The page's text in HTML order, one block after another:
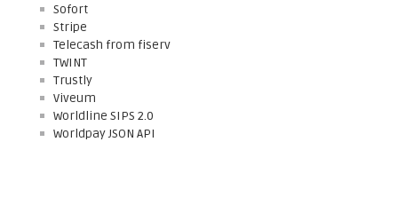
Sofort
Stripe
Telecash from fiserv
TWINT
Trustly
Viveum
Worldline SIPS 2.0
Worldpay JSON API